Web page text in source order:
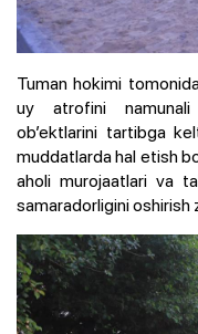
Tuman hokimi
uy atrofini namunali
ob’ektlarini tartibga
muddatlarda hal etish
aholi murojaatlari va
samaradorligini oshirish